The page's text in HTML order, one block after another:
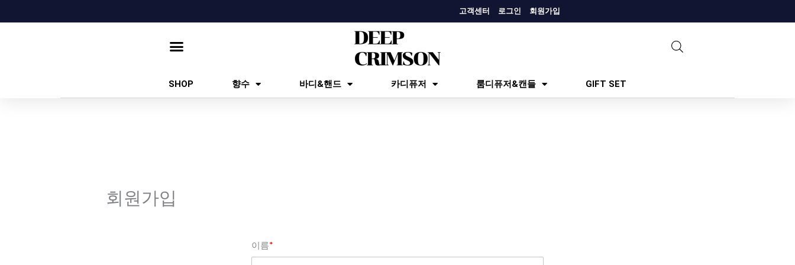
텐
고객센터 로그인 회원가입
SHOP 향수 바디&핸드 카디퓨저 룸디퓨저&캔들 GIFT SET
회원가입
이름*